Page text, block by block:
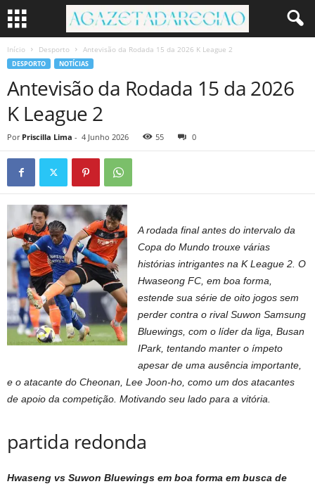
Início Desporto Antevisão da Rodada 15 da 2026 K League 2
DESPORTO NOTÍCIAS
Antevisão da Rodada 15 da 2026
K League 2
Por Priscilla Lima - 4 Junho 2026 55 0
A rodada final antes do intervalo da
Copa do Mundo trouxe várias
histórias intrigantes na K League 2. O
Hwaseong FC, em boa forma,
estende sua série de oito jogos sem
perder contra o rival Suwon Samsung
Bluewings, com o líder da liga, Busan
IPark, tentando manter o ímpeto
apesar de uma ausência importante,
e o atacante do Cheonan, Lee Joon-ho, como um dos atacantes
de apoio da competição. Motivando seu lado para a vitória.
partida redonda
Hwaseng vs Suwon Bluewings em boa forma em busca de